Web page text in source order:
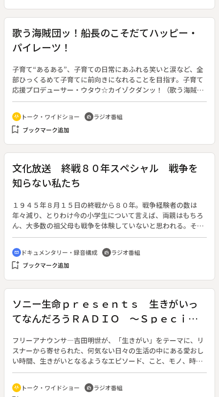
ンタビューをアーカイブ化し、番組・ＣＭ・Ｐｏｄｃａｓｔな
どを通じて発信する。収録した声はＡｐｐｌｅ Ｐｏｄｃａｓ
ができる。
歌う海賊団ッ！船長のこそだてハッピー・
パイレーツ！
子育て“あるある”、子育ての日常にあふれる笑いと涙など、全
部ひっくるめて子育てに前向きになれることを目指す。子育て
応援プロデューサー・ウタウ☆カイゾクダンッ！（歌う海賊団
ッ！）船長とＡＩアシスタントのウォルトが送る子育て共感番
組。（２０１９年５月１日放送開始）◆この日の放送では、子
育てへのＡＩの活用方法や家庭での防災意識について考える。
ＡＩをうまく使いこなせる人と使いこなせない人との間に格差
ことが大事だと話す。
adaptive_audio_mic トーク・ワイドショー radio ラジオ番組
bookmark_add ブックマーク追加
文化放送 終戦８０年スペシャル 戦争を
知らない私たち
１９４５年８月１５日の終戦から８０年。戦争経験者の数は
年々減り、とりわけ今の小学生について言えば、両親はもちろ
ん、大多数の祖父母も戦争を体験していないと思われる。そこ
で、８０年前に終わった「戦争」を小学生たちに感じ取っても
らうため、アメリカ人の詩人・アーサー・ビナードが、戦意高
揚のために作られた紙芝居「金太郎の落下傘部隊」や原爆体験
した人が作った詩や体験談の読み聞かせを行った。また、アー
を受けた対馬丸事件の生存者と対談した様子を聞いてもらう。
沈みゆく船から生き残るためにいかだを奪い合う様子など、当
時の凄惨な状況について学ぶ。そしてこれらの読み聞かせや対
談の様子を通して子どもたちが感じたことを話し合う。彼らは
戦争をどのように受け止めたのか。
cinematic_blur ドキュメンタリー・録音構成 radio ラジオ番組
bookmark_add ブックマーク追加
ソニー生命ｐｒｅｓｅｎｔｓ 生きがいっ
てなんだろうＲＡＤＩＯ ～Ｓｐｅｃｉａ
フリーアナウンサ―吉田明世が、「生きがい」をテーマに、リ
スナーから寄せられた、何気ない日々の生活の中にある愛おし
い時間、生きがいとなるようなエピソード、こと、モノ、時間
について、トークを紡いでいく。番組中盤では、俳優の松坂桃
李をゲストに迎え、幼少期の夢、学生時代に熱中したことなど
俳優としての原点や、仕事観、多数の話題作への出演エピソー
adaptive_audio_mic トーク・ワイドショー radio ラジオ番組